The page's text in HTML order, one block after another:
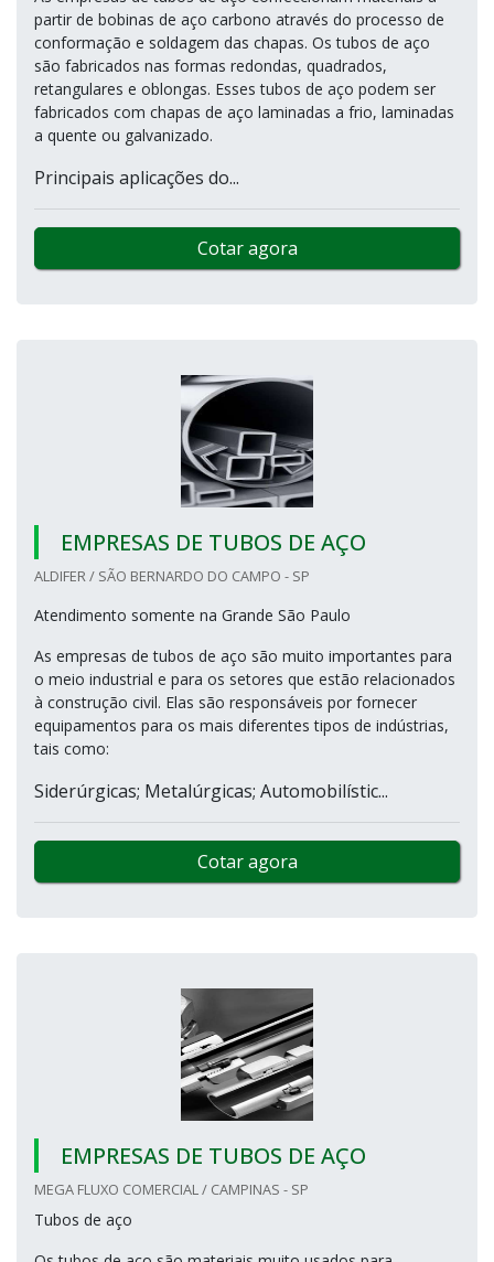
partir de bobinas de aço carbono através do processo de
conformação e soldagem das chapas. Os tubos de aço
são fabricados nas formas redondas, quadrados,
retangulares e oblongas. Esses tubos de aço podem ser
fabricados com chapas de aço laminadas a frio, laminadas
a quente ou galvanizado.
Principais aplicações do...
Cotar agora
EMPRESAS DE TUBOS DE AÇO
ALDIFER / SÃO BERNARDO DO CAMPO - SP
Atendimento somente na Grande São Paulo
As empresas de tubos de aço são muito importantes para
o meio industrial e para os setores que estão relacionados
à construção civil. Elas são responsáveis por fornecer
equipamentos para os mais diferentes tipos de indústrias,
tais como:
Siderúrgicas; Metalúrgicas; Automobilístic...
Cotar agora
EMPRESAS DE TUBOS DE AÇO
MEGA FLUXO COMERCIAL / CAMPINAS - SP
Tubos de aço